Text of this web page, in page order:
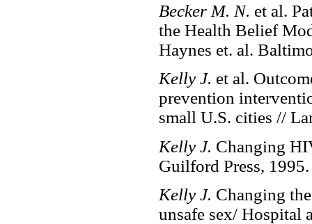
Becker M. N. et al.
the Health Belief
Haynes et. al.
Kelly J. et al.
prevention
small U.S. cities //
Kelly J. Changing
Guilford Press, 1995.
Kelly J. Changing
unsafe sex/ Hospital